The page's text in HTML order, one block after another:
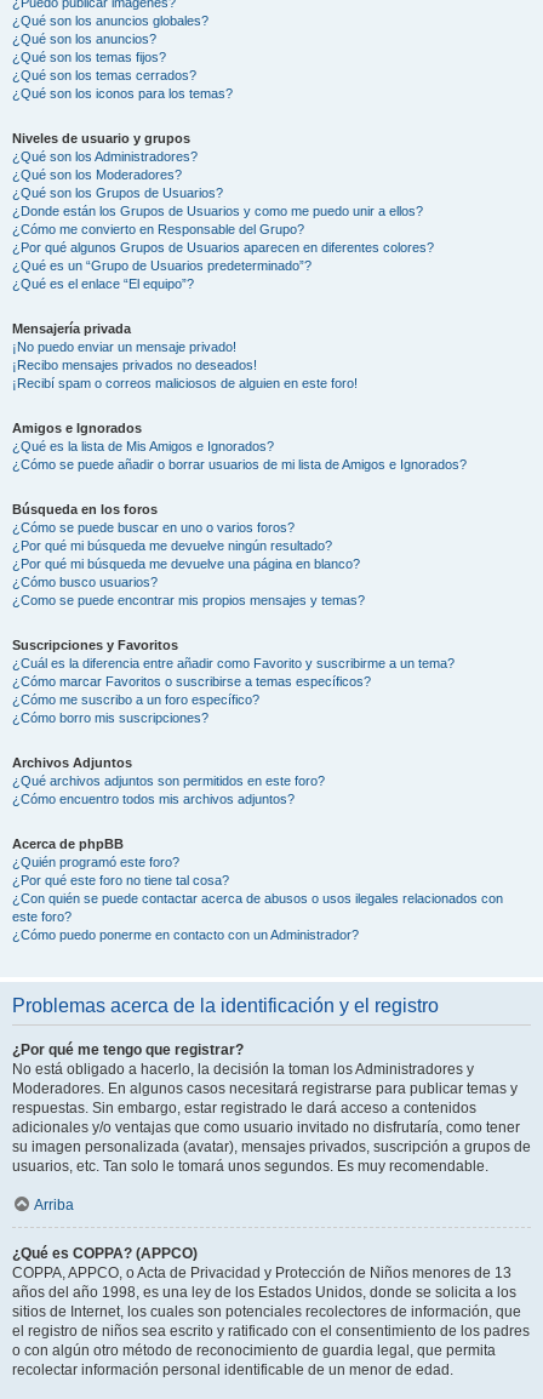
¿Qué son los anuncios globales?
¿Qué son los anuncios?
¿Qué son los temas fijos?
¿Qué son los temas cerrados?
¿Qué son los iconos para los temas?
Niveles de usuario y grupos
¿Qué son los Administradores?
¿Qué son los Moderadores?
¿Qué son los Grupos de Usuarios?
¿Donde están los Grupos de Usuarios y como me puedo unir a ellos?
¿Cómo me convierto en Responsable del Grupo?
¿Por qué algunos Grupos de Usuarios aparecen en diferentes colores?
¿Qué es un “Grupo de Usuarios predeterminado”?
¿Qué es el enlace “El equipo”?
Mensajería privada
¡No puedo enviar un mensaje privado!
¡Recibo mensajes privados no deseados!
¡Recibí spam o correos maliciosos de alguien en este foro!
Amigos e Ignorados
¿Qué es la lista de Mis Amigos e Ignorados?
¿Cómo se puede añadir o borrar usuarios de mi lista de Amigos e Ignorados?
Búsqueda en los foros
¿Cómo se puede buscar en uno o varios foros?
¿Por qué mi búsqueda me devuelve ningún resultado?
¿Por qué mi búsqueda me devuelve una página en blanco?
¿Cómo busco usuarios?
¿Como se puede encontrar mis propios mensajes y temas?
Suscripciones y Favoritos
¿Cuál es la diferencia entre añadir como Favorito y suscribirme a un tema?
¿Cómo marcar Favoritos o suscribirse a temas específicos?
¿Cómo me suscribo a un foro específico?
¿Cómo borro mis suscripciones?
Archivos Adjuntos
¿Qué archivos adjuntos son permitidos en este foro?
¿Cómo encuentro todos mis archivos adjuntos?
Acerca de phpBB
¿Quién programó este foro?
¿Por qué este foro no tiene tal cosa?
¿Con quién se puede contactar acerca de abusos o usos ilegales relacionados con
este foro?
¿Cómo puedo ponerme en contacto con un Administrador?
Problemas acerca de la identificación y el registro
¿Por qué me tengo que registrar?
No está obligado a hacerlo, la decisión la toman los Administradores y
Moderadores. En algunos casos necesitará registrarse para publicar temas y
respuestas. Sin embargo, estar registrado le dará acceso a contenidos
adicionales y/o ventajas que como usuario invitado no disfrutaría, como tener
su imagen personalizada (avatar), mensajes privados, suscripción a grupos de
usuarios, etc. Tan solo le tomará unos segundos. Es muy recomendable.
Arriba
¿Qué es COPPA? (APPCO)
COPPA, APPCO, o Acta de Privacidad y Protección de Niños menores de 13
años del año 1998, es una ley de los Estados Unidos, donde se solicita a los
sitios de Internet, los cuales son potenciales recolectores de información, que
el registro de niños sea escrito y ratificado con el consentimiento de los padres
o con algún otro método de reconocimiento de guardia legal, que permita
recolectar información personal identificable de un menor de edad.